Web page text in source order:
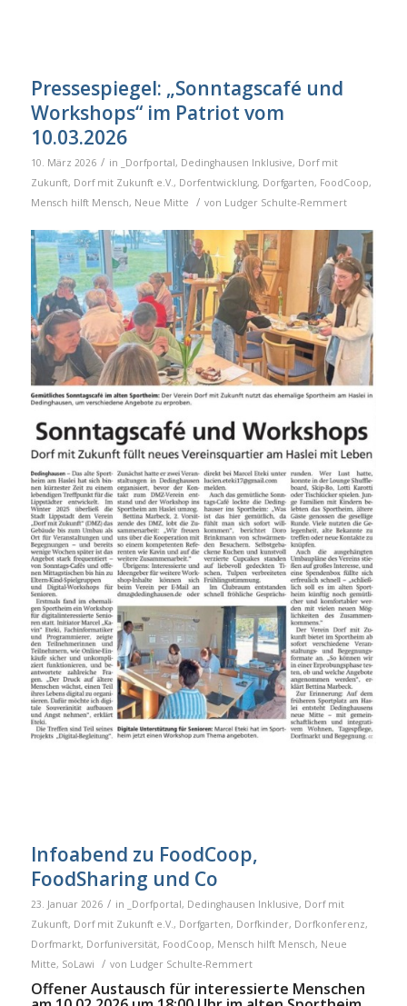
Pressespiegel: „Sonntagscafé und
Workshops“ im Patriot vom
10.03.2026
10. März 2026 / in _Dorfportal, Dedinghausen Inklusive, Dorf mit
Zukunft, Dorf mit Zukunft e.V. , Dorfentwicklung, Dorfgarten, FoodCoop,
Mensch hilft Mensch, Neue Mitte / von Ludger Schulte-Remmert
Infoabend zu FoodCoop,
FoodSharing und Co
23. Januar 2026 / in _Dorfportal, Dedinghausen Inklusive, Dorf mit
Zukunft, Dorf mit Zukunft e.V., Dorfgarten, Dorfkinder, Dorfkonferenz,
Dorfmarkt, Dorfuniversität, FoodCoop, Mensch hilft Mensch, Neue
Mitte, SoLawi / von Ludger Schulte-Remmert
Offener Austausch für interessierte Menschen